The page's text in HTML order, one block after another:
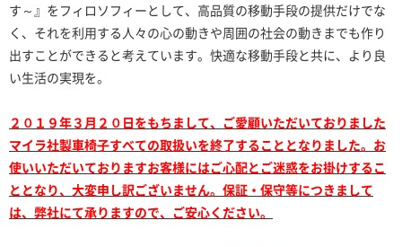
す～』をフィロソフィーとして、高品質の移動手段の提供だけでな
く、それを利用する人々の心の動きや周囲の社会の動きまでも作り
出すことができると考えています。快適な移動手段と共に、より良
い生活の実現を。
２０１９年３月２０日をもちまして、ご愛顧いただいておりました
マイラ社製車椅子すべての取扱いを終了することとなりました。お
使いいただいておりますお客様にはご心配とご迷惑をお掛けするこ
ととなり、大変申し訳ございません。保証・保守等につきまして
は、弊社にて承りますので、ご安心ください。